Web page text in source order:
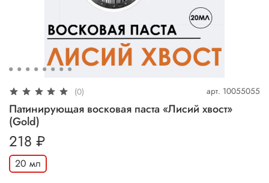
(0) арт. 10055055
Патинирующая восковая паста «Лисий хвост»
(Gold)
218 ₽
20 мл